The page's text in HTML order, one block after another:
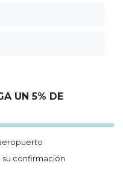
UN 5% DE
confirmación